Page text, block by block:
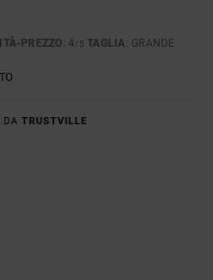
PREZZO: 4/5 TAGLIA: GRANDE
DA TRUSTVILLE